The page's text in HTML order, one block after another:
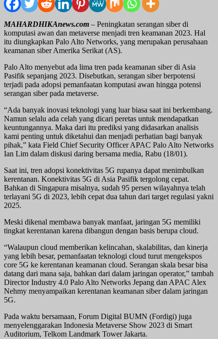
MAHARDHIKAnews.com – Peningkatan serangan siber di
komputasi awan dan metaverse menjadi tren keamanan 2023. Hal
itu diungkapkan Palo Alto Networks, yang merupakan perusahaan
keamanan siber Amerika Serikat (AS).
Palo Alto menyebut ada lima tren pada keamanan siber di Asia
Pasifik sepanjang 2023. Disebutkan, serangan siber berpotensi
terjadi pada adopsi pemanfaatan komputasi awan hingga potensi
serangan siber pada metaverse.
“Ada banyak inovasi teknologi yang luar biasa saat ini berkembang.
Namun selalu ada celah yang dicari peretas untuk mendapatkan
keuntungannya. Maka dari itu prediksi yang didasarkan analisis
kami penting untuk diketahui dan menjadi perhatian bagi banyak
pihak,” kata Field Chief Security Officer APAC Palo Alto Networks
Ian Lim dalam diskusi daring bersama media, Rabu (18/01).
Saat ini, tren adopsi konektivitas 5G rupanya dapat menimbulkan
kerentanan. Konektivitas 5G di Asia Pasifik tergolong cepat.
Bahkan di Singapura misalnya, sudah 95 persen wilayahnya telah
terlayani 5G di 2023, lebih cepat dua tahun dari target regulasi yakni
2025.
Meski dikenal membawa banyak manfaat, jaringan 5G memiliki
tingkat kerentanan karena dibangun dengan basis berupa cloud.
“Walaupun cloud memberikan kelincahan, skalabilitas, dan kinerja
yang lebih besar, pemanfaatan teknologi cloud turut mengekspos
core 5G ke kerentanan keamanan cloud. Serangan skala besar bisa
datang dari mana saja, bahkan dari dalam jaringan operator,” tambah
Director Industry 4.0 Palo Alto Networks Jepang dan APAC Alex
Nehmy menyampaikan kerentanan keamanan siber dalam jaringan
5G.
Pada waktu bersamaan, Forum Digital BUMN (Fordigi) juga
menyelenggarakan Indonesia Metaverse Show 2023 di Smart
Auditorium, Telkom Landmark Tower Jakarta.